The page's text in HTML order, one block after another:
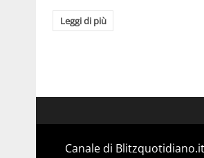
Leggi di più
Canale di